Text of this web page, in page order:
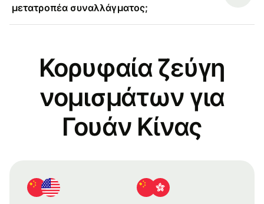
μετατροπέα συναλλάγματος;
Κορυφαία ζεύγη
νομισμάτων για
Γουάν Κίνας